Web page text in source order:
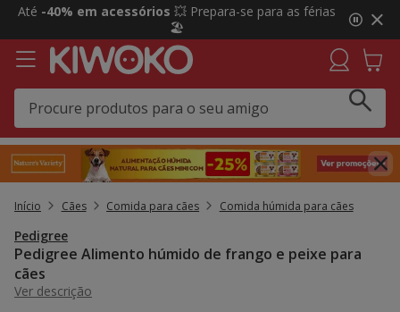
2
3,
mensagem,
Até -40% em acessórios 💥 Prepara-se para as férias
🏖️
Início Cães Comida para cães Comida húmida para cães
Pedigree
Pedigree Alimento húmido de frango e peixe para
cães
Ver descrição